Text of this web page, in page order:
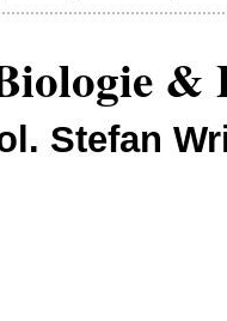
Stefan